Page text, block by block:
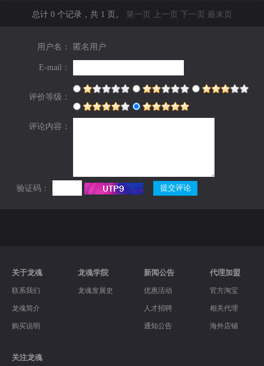
总计 0 个记录，共 1 页。 第一页 上一页 下一页 最末页
用户名： 匿名用户
E-mail：
评价等级：
评论内容：
验证码：
关于龙魂
联系我们
龙魂简介
购买说明
龙魂学院
龙魂发展史
新闻公告
优惠活动
人才招聘
通知公告
代理加盟
官方淘宝
相关代理
海外店铺
关注龙魂